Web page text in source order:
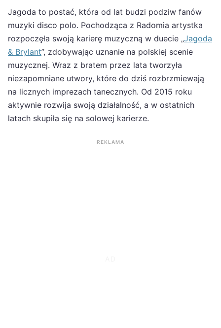
Jagoda to postać, która od lat budzi podziw fanów
muzyki disco polo. Pochodząca z Radomia artystka
rozpoczęła swoją karierę muzyczną w duecie „Jagoda
& Brylant”, zdobywając uznanie na polskiej scenie
muzycznej. Wraz z bratem przez lata tworzyła
niezapomniane utwory, które do dziś rozbrzmiewają
na licznych imprezach tanecznych. Od 2015 roku
aktywnie rozwija swoją działalność, a w ostatnich
latach skupiła się na solowej karierze.
REKLAMA